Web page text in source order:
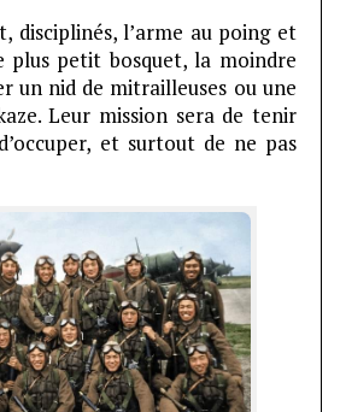
disciplinés, l’arme au poing et
plus petit bosquet, la moindre
un nid de mitrailleuses ou une
Leur mission sera de tenir
et surtout de ne pas